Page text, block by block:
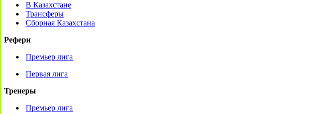
В Казахстане
Трансферы
Сборная Казахстана
Рефери
Премьер лига
Первая лига
Тренеры
Премьер лига